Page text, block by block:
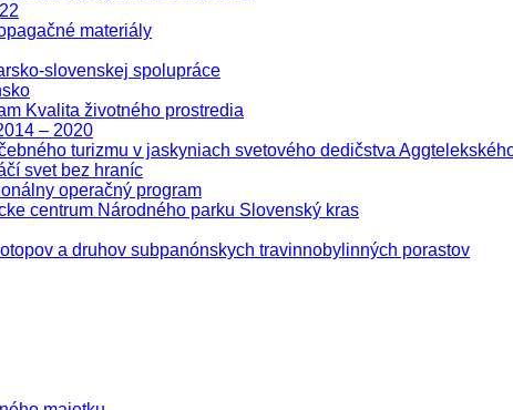
materiály
slovenskej spolupráce
Kvalita životného prostredia
– 2020
turizmu v jaskyniach svetového dedičstva
svet bez hraníc
operačný program
centrum Národného parku Slovenský kras
a druhov subpanónskych travinnobylinných porastov